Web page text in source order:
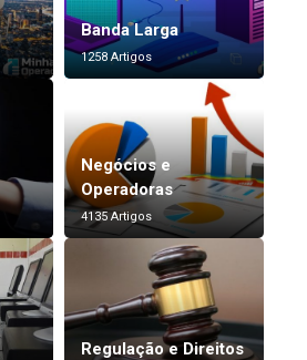
Banda Larga
1258 Artigos
Negócios e
Operadoras
4135 Artigos
Regulação e Direitos